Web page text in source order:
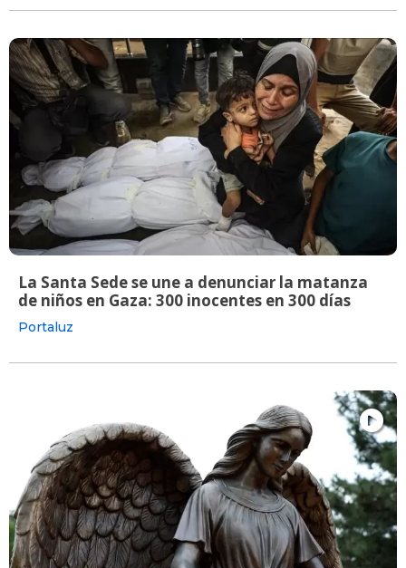
La Santa Sede se une a denunciar la matanza
de niños en Gaza: 300 inocentes en 300 días
Portaluz